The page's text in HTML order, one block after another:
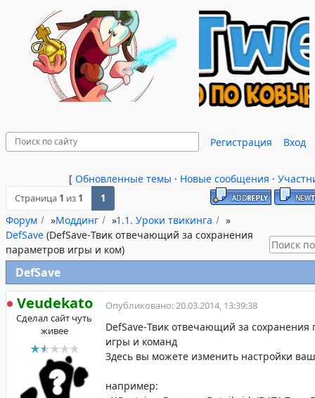
Регистрация Вход
[ Обновленные темы · Новые сообщения ·
Страница 1 из 1 1
Форум »Моддинг »1.1. Уроки твикинга
»
DefSave (DefSave-Твик отвечающий за сохранения
параметров игры и ком)
DefSave
Veudekato
Сделал сайт чуть
живее
Опубликовано: 20.03.2014, 13:39:38
DefSave-Твик отвечающий за сохранения
игры и команд
Здесь вы можете изменить настройки
например: